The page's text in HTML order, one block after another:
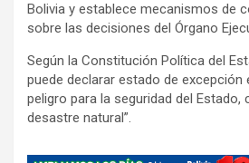
Bolivia y establece mecanismos de
sobre las decisiones del Órgano
Según la Constitución Política del
puede declarar estado de excepción
peligro para la seguridad del
desastre natural”.